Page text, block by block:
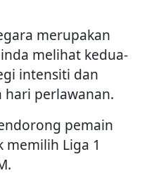
merupakan
melihat kedua-
intensiti dan
hari perlawanan.
pemain
Liga 1